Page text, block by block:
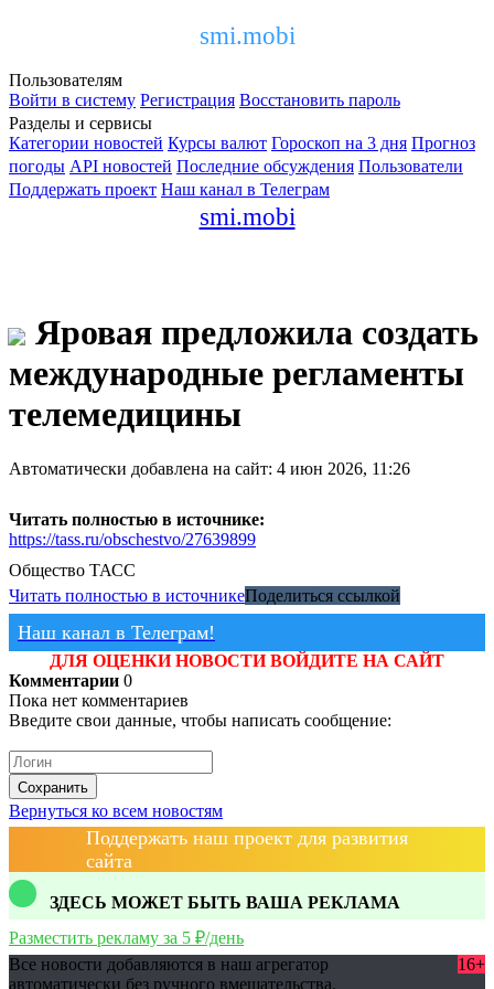
smi.mobi
Пользователям
Войти в систему Регистрация Восстановить пароль
Разделы и сервисы
Категории новостей Курсы валют Гороскоп на 3 дня Прогноз
погоды API новостей Последние обсуждения Пользователи
Поддержать проект Наш канал в Телеграм
smi.mobi
Яровая предложила создать
международные регламенты
телемедицины
Автоматически добавлена на сайт: 4 июн 2026, 11:26
Читать полностью в источнике:
https://tass.ru/obschestvo/27639899
Общество ТАСС
Читать полностью в источникеПоделиться ссылкой
Наш канал в Телеграм!
ДЛЯ ОЦЕНКИ НОВОСТИ ВОЙДИТЕ НА САЙТ
Комментарии 0
Пока нет комментариев
Введите свои данные, чтобы написать сообщение:
Сохранить
Вернуться ко всем новостям
Поддержать наш проект для развития
сайта
ЗДЕСЬ МОЖЕТ БЫТЬ ВАША РЕКЛАМА
Разместить рекламу за 5 ₽/день
Все новости добавляются в наш агрегатор
автоматически без ручного вмешательства.
16+